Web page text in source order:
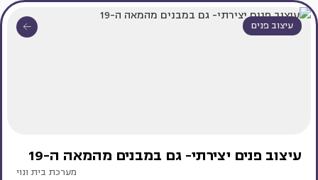
עיצוב פנים
עיצוב פנים יצירתי- גם במבנים מהמאה ה-19
מערכת בית ונוי